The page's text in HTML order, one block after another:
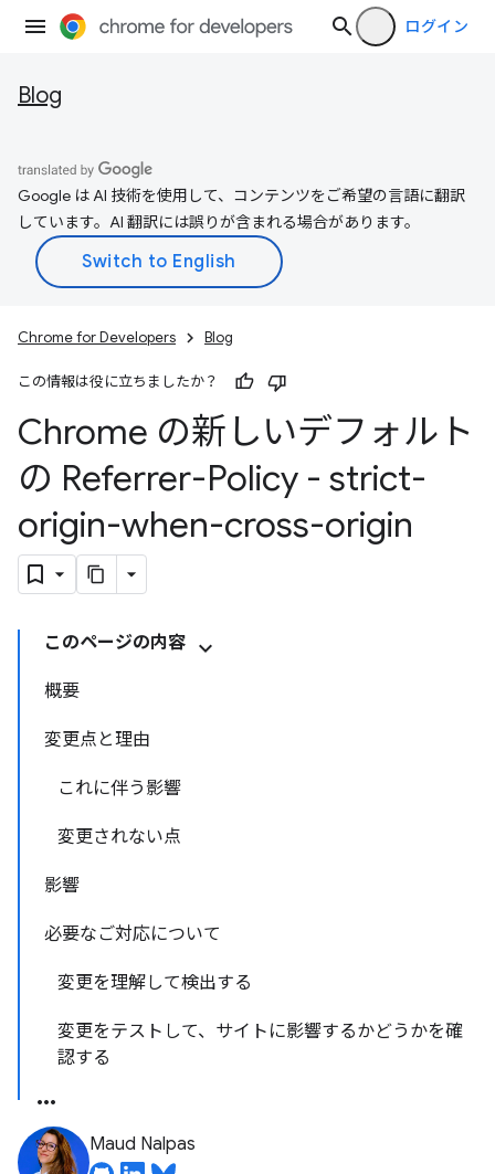
ログイン
Blog
Google は AI 技術を使用して、コンテンツをご希望の言語に翻訳
しています。AI 翻訳には誤りが含まれる場合があります。
Chrome for Developers Blog
この情報は役に立ちましたか？
Chrome の新しいデフォルト
の Referrer-Policy - strict-
origin-when-cross-origin
このページの内容
概要
変更点と理由
これに伴う影響
変更されない点
影響
必要なご対応について
変更を理解して検出する
変更をテストして、サイトに影響するかどうかを確
認する
Maud Nalpas